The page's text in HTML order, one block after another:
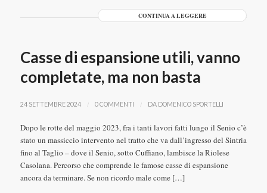
CONTINUA A LEGGERE
Casse di espansione utili, vanno
completate, ma non basta
24 SETTEMBRE 2024 / 0 COMMENTI / DA DOMENICO SPORTELLI
Dopo le rotte del maggio 2023, fra i tanti lavori fatti lungo il Senio c’è
stato un massiccio intervento nel tratto che va dall’ingresso del Sintria
fino al Taglio – dove il Senio, sotto Cuffiano, lambisce la Riolese
Casolana. Percorso che comprende le famose casse di espansione
ancora da terminare. Se non ricordo male come […]